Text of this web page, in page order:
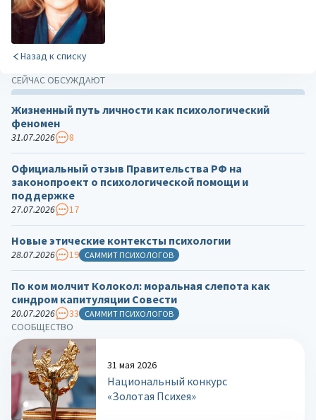
Назад к списку
СООБЩЕСТВО
31 мая 2026
Национальный конкурс
«Золотая Психея»
СЕЙЧАС ОБСУЖДАЮТ
Жизненный путь личности как психологический
феномен
31.07.2026 8
Официальный отзыв Правительства РФ на
законопроект о психологической помощи и
поддержке
27.07.2026 17
Новые этические контексты психологии
28.07.2026 19 САММИТ ПСИХОЛОГОВ
По ком молчит Колокол: моральная слепота как
синдром капитуляции Совести
20.07.2026 33 САММИТ ПСИХОЛОГОВ